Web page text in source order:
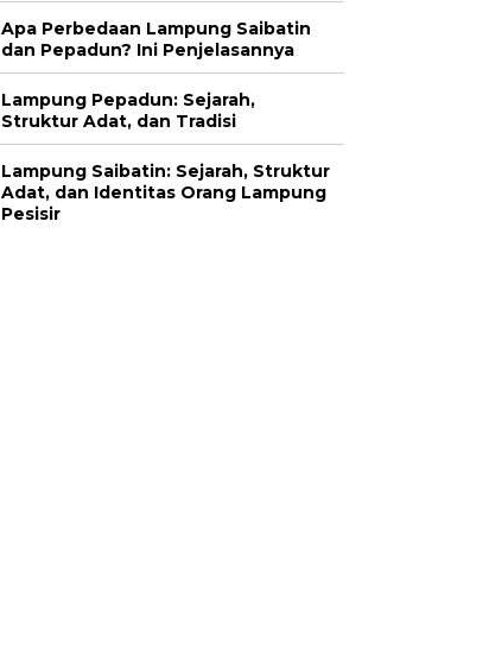
Apa Perbedaan Lampung Saibatin
dan Pepadun? Ini Penjelasannya
Lampung Pepadun: Sejarah,
Struktur Adat, dan Tradisi
Lampung Saibatin: Sejarah, Struktur
Adat, dan Identitas Orang Lampung
Pesisir